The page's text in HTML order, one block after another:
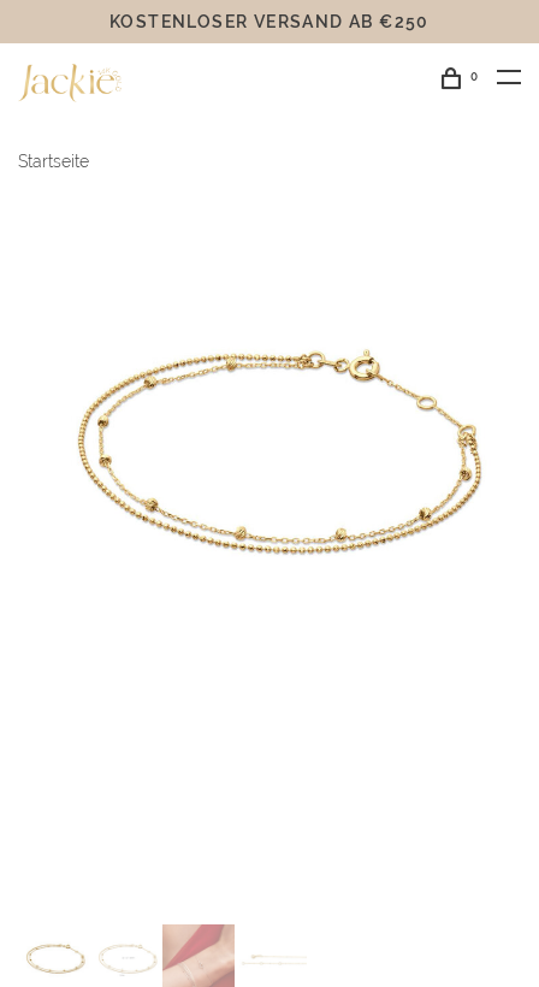
KOSTENLOSER VERSAND AB €250
0
Startseite